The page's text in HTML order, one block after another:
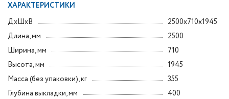
ХАРАКТЕРИСТИКИ
ДxШxВ
2500x710x1945
Длина, мм
2500
Ширина, мм
710
Высота, мм
1945
Масса (без упаковки), кг
355
Глубина выкладки, мм
400